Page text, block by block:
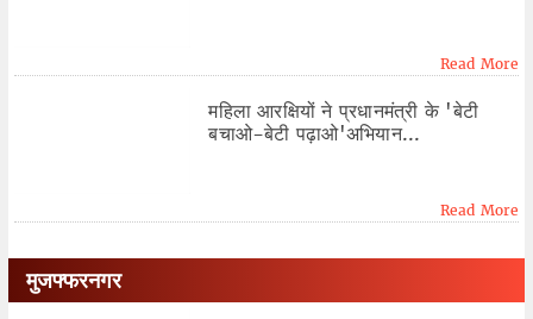
Read More
महिला आरक्षियों ने प्रधानमंत्री के 'बेटी
बचाओ-बेटी पढ़ाओ'अभियान...
Read More
मुजफ्फरनगर